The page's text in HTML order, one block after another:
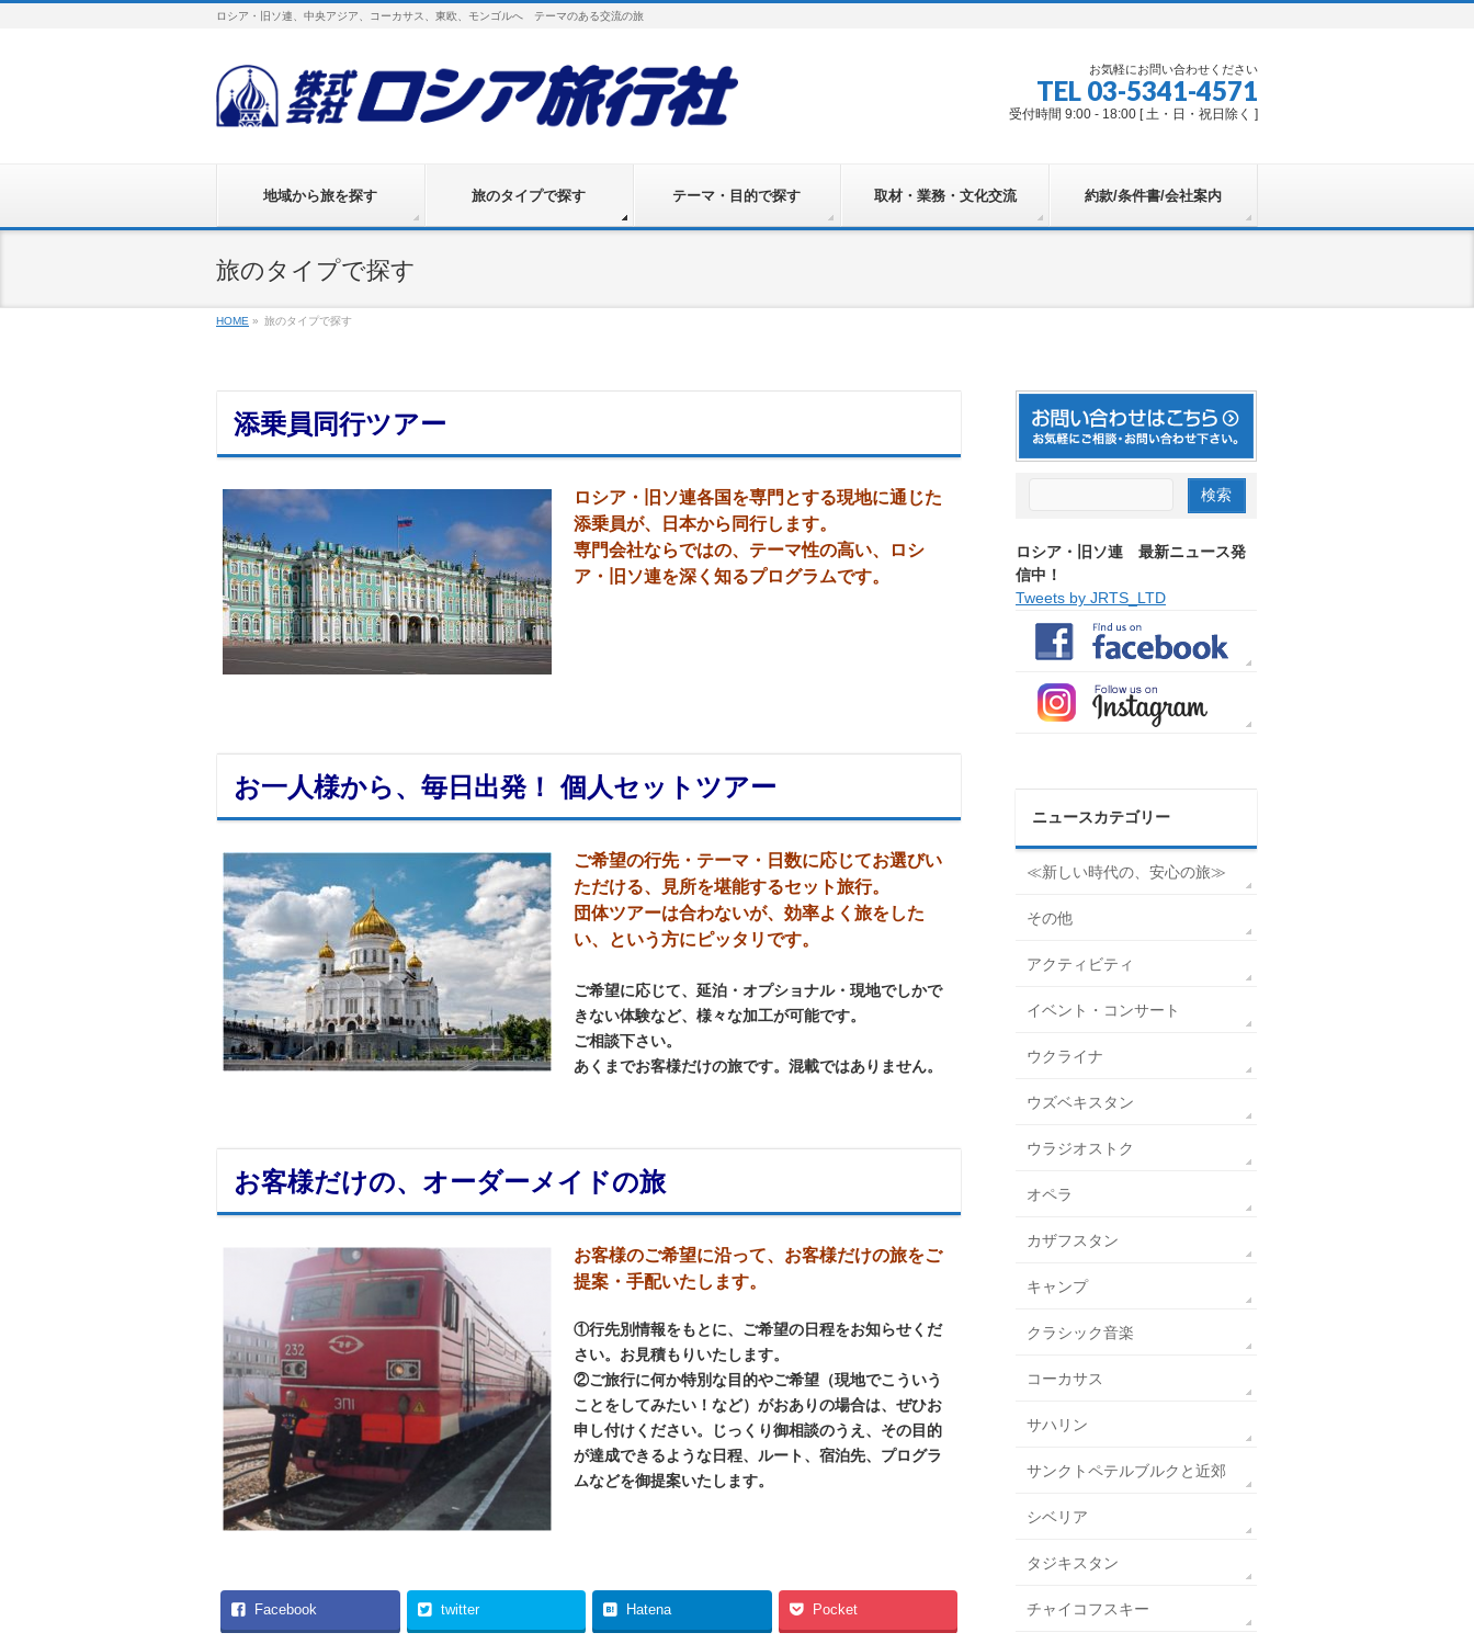
ロシア・旧ソ連、中央アジア、コーカサス、東欧、モンゴルへ テーマのある交流の旅
お気軽にお問い合わせください
TEL 03-5341-4571
受付時間 9:00 - 18:00 [ 土・日・祝日除く ]
地域から旅を探す 旅のタイプで探す テーマ・目的で探す 取材・業務・文化交流 約款/条件書/会社案内
旅のタイプで探す
HOME » 旅のタイプで探す
添乗員同行ツアー
ロシア・旧ソ連各国を専門とする現地に通じた
添乗員が、日本から同行します。
専門会社ならではの、テーマ性の高い、ロシ
ア・旧ソ連を深く知るプログラムです。
お一人様から、毎日出発！ 個人セットツアー
ご希望の行先・テーマ・日数に応じてお選びい
ただける、見所を堪能するセット旅行。
団体ツアーは合わないが、効率よく旅をした
い、という方にピッタリです。
ご希望に応じて、延泊・オプショナル・現地でしかで
きない体験など、様々な加工が可能です。
ご相談下さい。
あくまでお客様だけの旅です。混載ではありません。
お客様だけの、オーダーメイドの旅
お客様のご希望に沿って、お客様だけの旅をご
提案・手配いたします。
①行先別情報をもとに、ご希望の日程をお知らせくだ
さい。お見積もりいたします。
②ご旅行に何か特別な目的やご希望（現地でこういう
ことをしてみたい！など）がおありの場合は、ぜひお
申し付けください。じっくり御相談のうえ、その目的
が達成できるような日程、ルート、宿泊先、プログラ
ムなどを御提案いたします。
Facebook twitter Hatena Pocket
ロシア・旧ソ連 最新ニュース発
信中！
Tweets by JRTS_LTD
ニュースカテゴリー
≪新しい時代の、安心の旅≫
その他
アクティビティ
イベント・コンサート
ウクライナ
ウズベキスタン
ウラジオストク
オペラ
カザフスタン
キャンプ
クラシック音楽
コーカサス
サハリン
サンクトペテルブルクと近郊
シベリア
タジキスタン
チャイコフスキー